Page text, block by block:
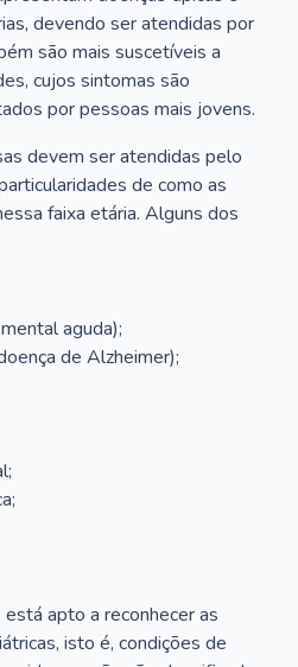
devendo ser atendidas por
são mais suscetíveis a
cujos sintomas são
por pessoas mais jovens.
devem ser atendidas pelo
de como as
faixa etária. Alguns dos
aguda);
de Alzheimer);
apto a reconhecer as
isto é, condições de